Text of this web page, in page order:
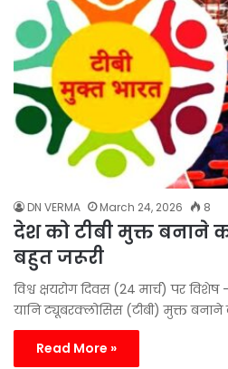
DN VERMA March 24, 2026 8
देश को टीबी मुक्त बनाने
बहुत जरूरी
विश्व क्षयरोग दिवस (24 मार्च) पर
यानि ट्यूबरक्लोसिस (टीबी) मुक्त
Read More »